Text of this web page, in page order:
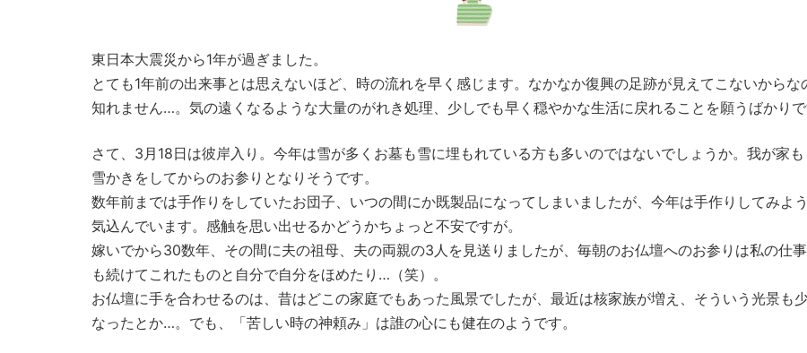
東日本大震災から1年が過ぎました。
とても1年前の出来事とは思えないほど、時の流れを早く感じます。なかなか復興の足跡が見えてこないからな
知れません…。気の遠くなるような大量のがれき処理、少しでも早く穏やかな生活に戻れることを願うばかりで
さて、3月18日は彼岸入り。今年は雪が多くお墓も雪に埋もれている方も多いのではないでしょうか。我が家
雪かきをしてからのお参りとなりそうです。
数年前までは手作りをしていたお団子、いつの間にか既製品になってしまいましたが、今年は手作りしてみよ
気込んでいます。感触を思い出せるかどうかちょっと不安ですが。
嫁いでから30数年、その間に夫の祖母、夫の両親の3人を見送りましたが、毎朝のお仏壇へのお参りは私の仕事
も続けてこれたものと自分で自分をほめたり…（笑）。
お仏壇に手を合わせるのは、昔はどこの家庭でもあった風景でしたが、最近は核家族が増え、そういう光景も
なったとか…。でも、「苦しい時の神頼み」は誰の心にも健在のようです。